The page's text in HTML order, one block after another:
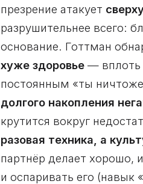
презрение атакует
разрушительнее всего:
основание. Готтман
хуже здоровье — вплоть
постоянным «ты
долгого накопления
крутится вокруг
разовая техника, а
партнёр делает хорошо,
и оспаривать его